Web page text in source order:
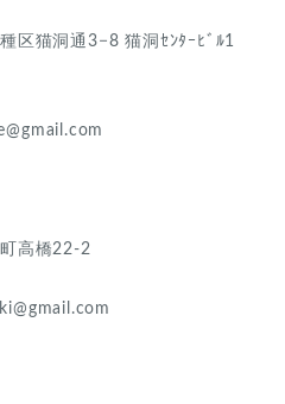
区猫洞通3−8 猫洞ｾﾝﾀｰﾋﾞﾙ1
高橋22-2